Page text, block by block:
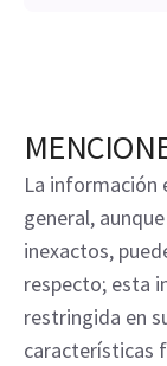
La información
general,
inexactos,
respecto; esta
restringida en
características